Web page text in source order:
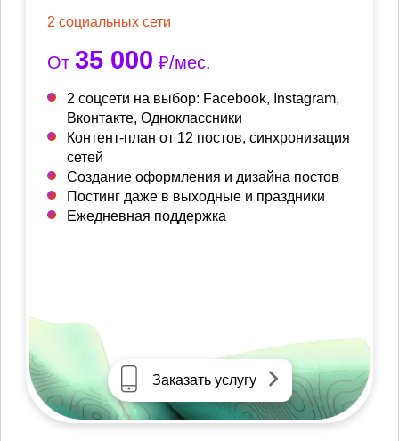
2 социальных сети
От 35 000 ₽/мес.
2 соцсети на выбор: Facebook, Instagram,
Вконтакте, Одноклассники
Контент-план от 12 постов, синхронизация
сетей
Создание оформления и дизайна постов
Постинг даже в выходные и праздники
Ежедневная поддержка
Заказать услугу